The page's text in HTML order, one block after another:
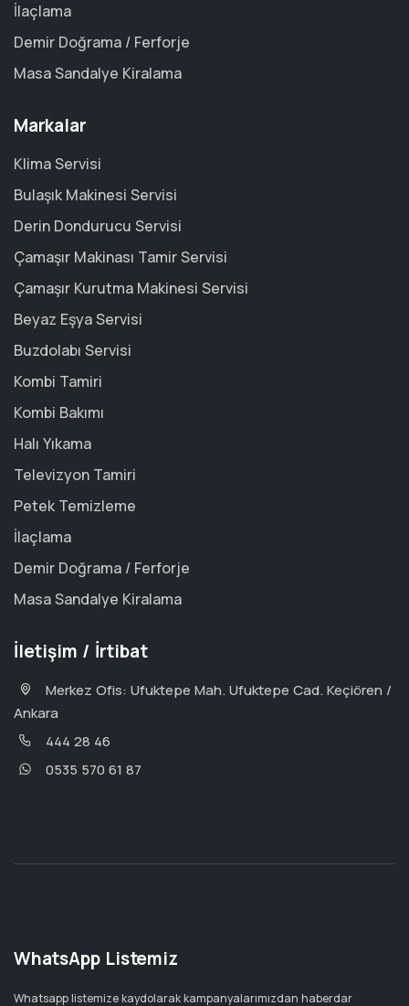
İlaçlama
Demir Doğrama / Ferforje
Masa Sandalye Kiralama
Markalar
Klima Servisi
Bulaşık Makinesi Servisi
Derin Dondurucu Servisi
Çamaşır Makinası Tamir Servisi
Çamaşır Kurutma Makinesi Servisi
Beyaz Eşya Servisi
Buzdolabı Servisi
Kombi Tamiri
Kombi Bakımı
Halı Yıkama
Televizyon Tamiri
Petek Temizleme
İlaçlama
Demir Doğrama / Ferforje
Masa Sandalye Kiralama
İletişim / İrtibat
Merkez Ofis: Ufuktepe Mah. Ufuktepe Cad. Keçiören /
Ankara
444 28 46
0535 570 61 87
WhatsApp Listemiz
Whatsapp listemize kaydolarak kampanyalarımızdan haberdar